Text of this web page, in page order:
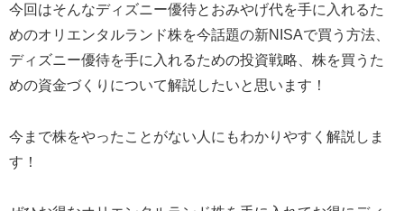
今回はそんなディズニー優待とおみやげ代を手に入れるた
めのオリエンタルランド株を今話題の新NISAで買う方法、
ディズニー優待を手に入れるための投資戦略、株を買うた
めの資金づくりについて解説したいと思います！
今まで株をやったことがない人にもわかりやすく解説しま
す！